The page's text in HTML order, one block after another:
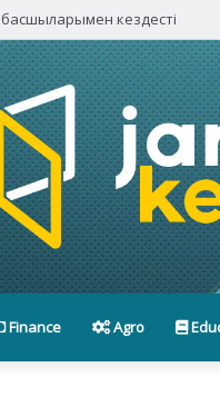
кездесті
Finance Agro